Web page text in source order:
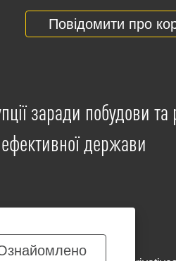
Повідомити про
заради побудови та
держави